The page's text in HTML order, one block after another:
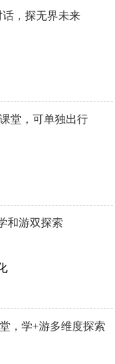
话，探无界未来
堂，可单独出行
和游双探索
，学+游多维度探索